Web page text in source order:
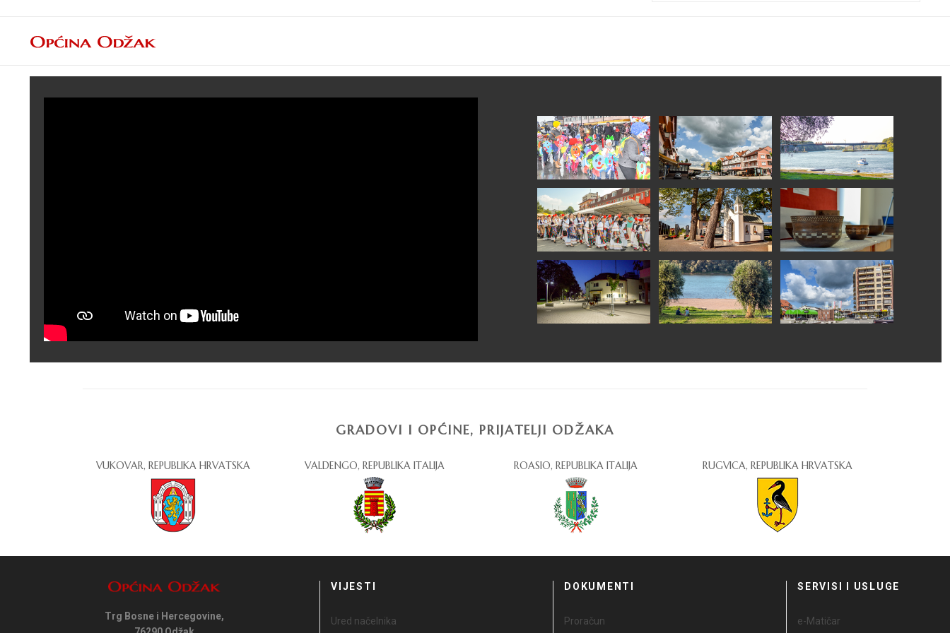
GRADOVI I OPĆINE, PRIJATELJI ODŽAKA
VUKOVAR, REPUBLIKA HRVATSKA VALDENGO, REPUBLIKA ITALIJA ROASIO, REPUBLIKA ITALIJA RUGVICA, REPUBLIKA HRVATSKA
Trg Bosne i Hercegovine,
VIJESTI
Ured načelnika
DOKUMENTI
Proračun
SERVISI I USLUGE
e-Matičar